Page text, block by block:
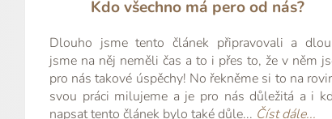
o
Kdo všechno má pero od nás?
Dlouho jsme tento článek připravovali a
jsme na něj neměli čas a to i přes to, že v něm
pro nás takové úspěchy! No řekněme si to na
svou práci milujeme a je pro nás důležitá a i
napsat tento článek bylo také důle... Číst dále...